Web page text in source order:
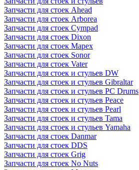
Запчасти для стоек Ahead
Запчасти для стоек Arborea
Запчасти для стоек Cympad
Запчасти для стоек Dixon
Запчасти для стоек Mapex
Запчасти для стоек Sonor
Запчасти для стоек Vater
Запчасти для стоек и стульев DW
Запчасти для стоек и стульев Gibraltar
Запчасти для стоек и стульев PC Drums
Запчасти для стоек и стульев Peace
Запчасти для стоек и стульев Pearl
Запчасти для стоек и стульев Tama
Запчасти для стоек и стульев Yamaha
Запчасти для стоек Danmar
Запчасти для стоек DDS
Запчасти для стоек Grig
Запчасти для стоек No Nuts